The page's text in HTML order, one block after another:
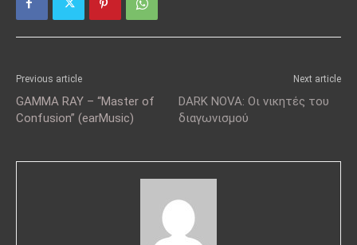
Previous article
GAMMA RAY – “Master of
Confusion” (earMusic)
Next article
DARK NOVA: Οι νικητές του
διαγωνισμού